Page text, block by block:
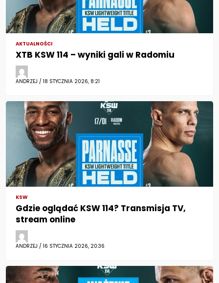
AKTUALNOŚCI
XTB KSW 114 – wyniki gali w Radomiu
ANDRZEJ / 18 STYCZNIA 2026, 8:21
KSW
Gdzie oglądać KSW 114? Transmisja TV,
stream online
ANDRZEJ / 16 STYCZNIA 2026, 20:36